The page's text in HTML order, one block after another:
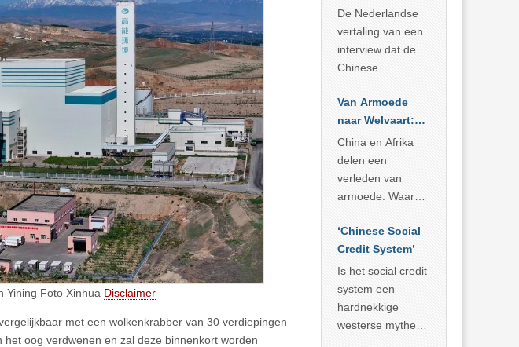
Yining Foto Xinhua Disclaimer
met een wolkenkrabber van 30 verdiepingen
oog verdwenen en zal deze binnenkort worden
voor vandaag
De Nederlandse
vertaling van een
interview dat de
Chinese
Sociale
Wetenschappen
afnam van de
Britse
marxistische
econoom Michael
zien dat
… >> lees meer
Van Armoede
naar Welvaart:
Wat Afrika kan
leren van
China’s
economisch
China en Afrika
delen een
verleden van
armoede. Waar
voorbije veertig
jaar in slaagde
meer dan 800
miljoen mensen
uit de armoede
… >> lees meer
‘Chinese Social
Credit System’
Is het social credit
system een
hardnekkige
westerse mythe of